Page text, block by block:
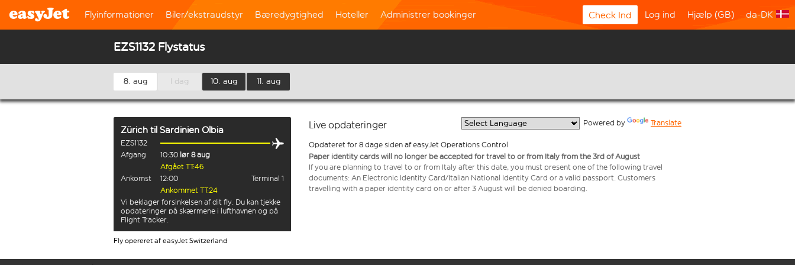
Flyinformationer Biler/ekstraudstyr Bæredygtighed Hoteller Administrer bookinger Check Ind Log ind Hjælp (GB) da-DK
EZS1132 Flystatus
8. aug I dag 10. aug 11. aug
Zürich til Sardinien Olbia
EZS1132
Afgang
10:30 lør 8 aug
Afgået TT:46
Ankomst
12:00
Terminal 1
Ankommet TT:24
Vi beklager forsinkelsen af dit fly. Du kan tjekke
opdateringer på skærmene i lufthavnen og på
Flight Tracker.
Fly opereret af easyJet Switzerland
Live opdateringer Powered by Translate
Opdateret for 8 dage siden af easyJet Operations Control
Paper identity cards will no longer be accepted for travel to or from Italy from the 3rd of August
If you are planning to travel to or from Italy after this date, you must present one of the following travel
documents: An Electronic Identity Card/Italian National Identity Card or a valid passport. Customers
travelling with a paper identity card on or after 3 August will be denied boarding.